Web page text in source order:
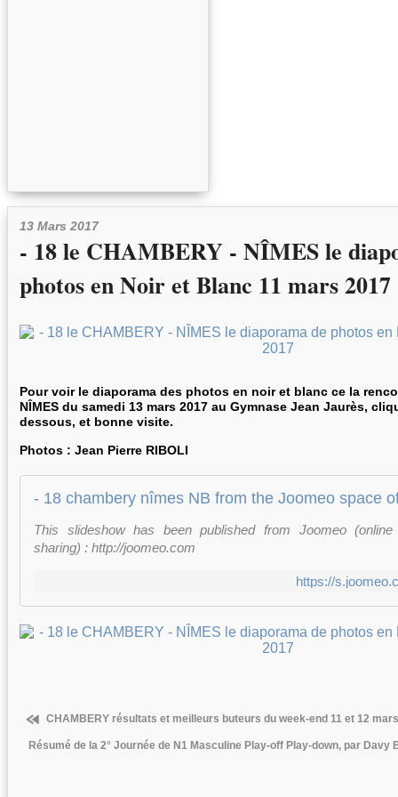
13 Mars 2017
- 18 le CHAMBERY - NÎMES le
photos en Noir et Blanc 11 mars 2017
Pour voir le diaporama des photos en noir et blanc ce la
NÎMES du samedi 13 mars 2017 au Gymnase Jean Jaurès,
dessous, et bonne visite.
Photos : Jean Pierre RIBOLI
This slideshow has been published from Joomeo
sharing) : http://joomeo.com
https://
CHAMBERY résultats et meilleurs buteurs du week-end 11 et 12
Résumé de la 2° Journée de N1 Masculine Play-off Play-down, par Davy